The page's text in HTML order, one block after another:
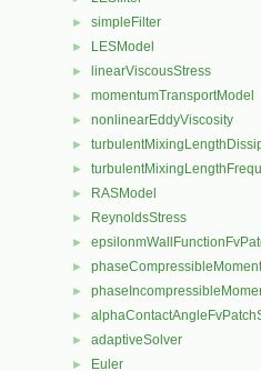
► simpleFilter
► LESModel
► linearViscousStress
► momentumTransportModel
► nonlinearEddyViscosity
►
►
► RASModel
► ReynoldsStress
►
►
►
►
► adaptiveSolver
► Euler